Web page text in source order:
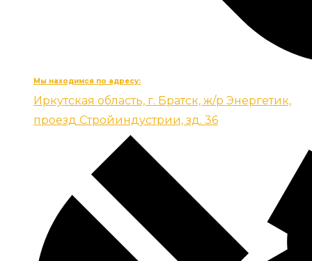
Мы находимся по адресу:
Иркутская область, г. Братск, ж/р Энергетик,
проезд Стройиндустрии, зд. 36